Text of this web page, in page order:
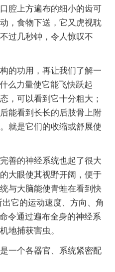
腔上方遍布的细小的齿可
，食物下送，它又虎视耽
过几秒钟，令人惊叹不
的功用，再让我们了解一
么力量使它能飞快跃起
，可以看到它十分粗大；
能看到长长的后肢骨上附
就是它们的收缩或舒展使
善的神经系统也起了很大
大眼使其视野开阔，便于
与大脑能使青蛙在看到快
它的运动速度、方向、角
令通过遍布全身的神经系
地捕获害虫。
一个各器官、系统紧密配